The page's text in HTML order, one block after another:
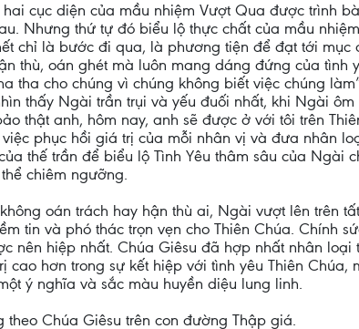
cục diện của mầu nhiệm Vượt Qua được trình
Nhưng thứ tự đó biểu lộ thực chất của mầu
chỉ là bước đi qua, là phương tiện để đạt tới
thù, oán ghét mà luôn mang dáng đứng của tình
tha cho chúng vì chúng không biết việc chúng
thấy Ngài trần trụi và yếu đuối nhất, khi Ngài
thật anh, hôm nay, anh sẽ được ở với tôi trên
phục hồi giá trị của mỗi nhân vị và đưa nhân
thế trần để biểu lộ Tình Yêu thâm sâu của Ngài
chiêm ngưỡng.
oán trách hay hận thù ai, Ngài vượt lên trên
tin và phó thác trọn vẹn cho Thiên Chúa. Chính
nên hiệp nhất. Chúa Giêsu đã hợp nhất nhân
hơn trong sự kết hiệp với tình yêu Thiên Chúa,
ý nghĩa và sắc màu huyền diệu lung linh.
theo Chúa Giêsu trên con đường Thập giá.